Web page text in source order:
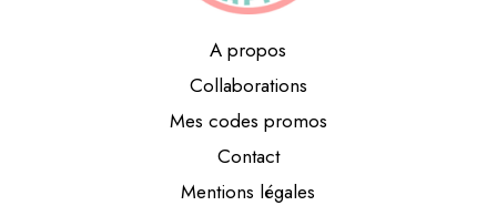
A propos
Collaborations
Mes codes promos
Contact
Mentions légales